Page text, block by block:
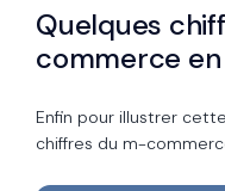
Quelques
commerce en
Enfin pour illustrer
chiffres du m-